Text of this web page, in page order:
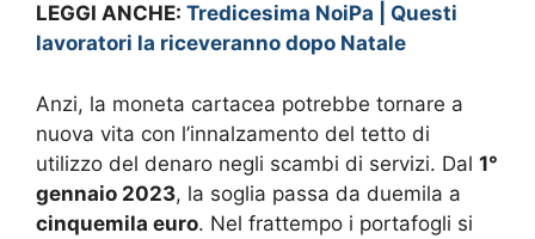
LEGGI ANCHE: Tredicesima NoiPa | Questi
lavoratori la riceveranno dopo Natale
Anzi, la moneta cartacea potrebbe tornare a
nuova vita con l’innalzamento del tetto di
utilizzo del denaro negli scambi di servizi. Dal 1°
gennaio 2023, la soglia passa da duemila a
cinquemila euro. Nel frattempo i portafogli si